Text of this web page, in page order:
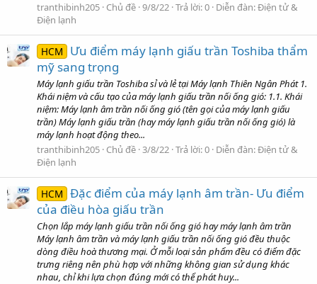
tranthibinh205 Chủ đề 9/8/22 Trả lời: 0 Diễn đàn:Điện tử &
Điện lạnh
HCM
Ưu điểm máy lạnh giấu trần Toshiba thẩm
mỹ sang trọng
Máy lạnh giấu trần Toshiba sỉ và lẻ tại Máy lạnh Thiên Ngân Phát 1.
Khái niệm và cấu tạo của máy lạnh giấu trần nối ống gió: 1.1. Khái
niệm: Máy lạnh âm trần nối ống gió (tên gọi của máy lạnh giấu
trần) Máy lạnh giấu trần (hay máy lạnh giấu trần nối ống gió) là
máy lạnh hoạt động theo...
tranthibinh205 Chủ đề 3/8/22 Trả lời: 0 Diễn đàn:Điện tử &
Điện lạnh
HCM Đặc điểm của máy lạnh âm trần- Ưu điểm
của điều hòa giấu trần
Chọn lắp máy lạnh giấu trần nối ống gió hay máy lạnh âm trần
Máy lạnh âm trần và máy lạnh giấu trần nối ống gió đều thuộc
dòng điều hoà thương mại. Ở mỗi loại sản phẩm đều có điểm đặc
trưng riêng nên phù hợp với những không gian sử dụng khác
nhau, chỉ khi lựa chọn đúng mới có thể phát huy...